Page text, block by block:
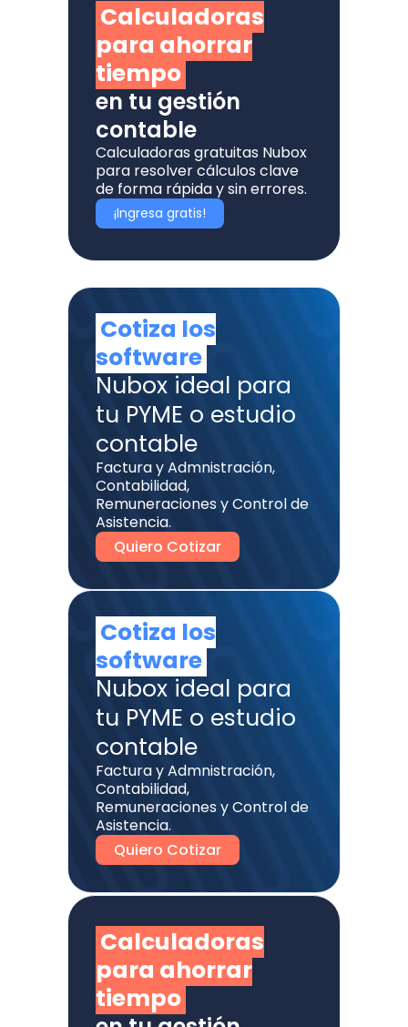
Calculadoras
para ahorrar
tiempo
en tu gestión
contable
Calculadoras gratuitas Nubox
para resolver cálculos clave
de forma rápida y sin errores.
¡Ingresa gratis!
Calculadoras
para ahorrar
tiempo
Cotiza los
software
Nubox ideal para
tu PYME o estudio
contable
Factura y Admnistración,
Contabilidad,
Remuneraciones y Control de
Asistencia.
Quiero Cotizar
Cotiza los
software
Nubox ideal para
tu PYME o estudio
contable
Factura y Admnistración,
Contabilidad,
Remuneraciones y Control de
Asistencia.
Quiero Cotizar